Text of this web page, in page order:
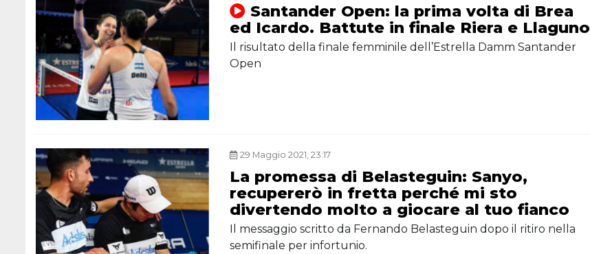
Santander Open: la prima volta di Brea
ed Icardo. Battute in finale Riera e Llaguno
Il risultato della finale femminile dell’Estrella Damm Santander
Open
29 Maggio 2021, 23:17
La promessa di Belasteguin: Sanyo,
recupererò in fretta perché mi sto
divertendo molto a giocare al tuo fianco
Il messaggio scritto da Fernando Belasteguin dopo il ritiro nella
semifinale per infortunio.